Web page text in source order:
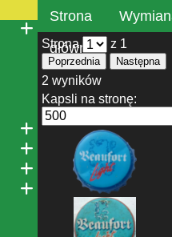
Strona
główna
Strona z 1
Poprzednia Następna
2 wyników
Kapsli na stronę: